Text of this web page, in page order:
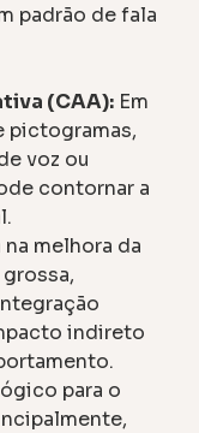
padrão de fala
(CAA): Em
pictogramas,
voz ou
contornar a
na melhora da
indireto
para o